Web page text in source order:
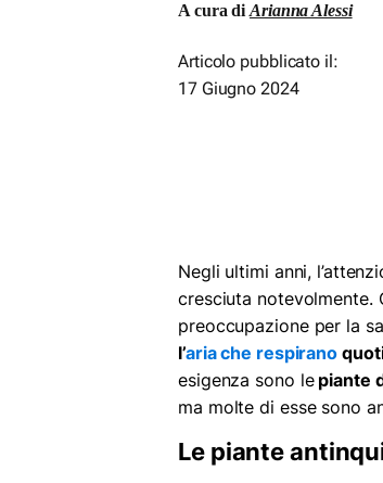
A cura di Arianna Alessi
Articolo pubblicato il:
17 Giugno 2024
Negli ultimi anni,
cresciuta notevolmente.
preoccupazione per la
l’aria che respirano
esigenza sono lepiante
ma molte di esse sono
Le piante